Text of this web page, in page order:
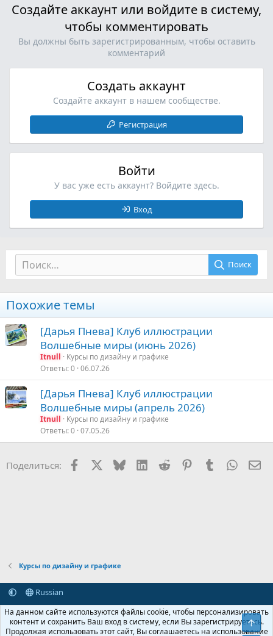
Создайте аккаунт или войдите в систему,
чтобы комментировать
Вы должны быть зарегистрированным, чтобы оставить
комментарий
Создать аккаунт
Создайте аккаунт в нашем сообществе.
Регистрация
Войти
У вас уже есть аккаунт? Войдите здесь.
Вход
Поиск
Похожие темы
[Дарья Пнева] Клуб иллюстрации
Волшебные миры (июнь 2026)
Itnull
Курсы по дизайну и графике
Ответы 0 06.07.26
[Дарья Пнева] Клуб иллюстрации
Волшебные миры (апрель 2026)
Itnull
Курсы по дизайну и графике
Ответы 0 07.05.26
Поделиться: FacebookX (Twitter)
BlueskyLinkedIn
Reddit PinterestTumblr
Курсы по дизайну и графике
Russian
Обратная связь
Условия и правила
Политика конфиденциальности
Помощь Главная
R
S
На данном сайте используются файлы cookie, чтобы персонализировать
контент и сохранить Ваш вход в систему, если Вы зарегистрируетесь.
Продолжая использовать этот сайт, Вы соглашаетесь на использование